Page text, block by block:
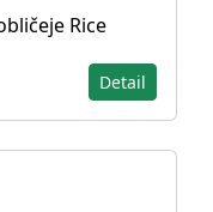
Rice
Detail